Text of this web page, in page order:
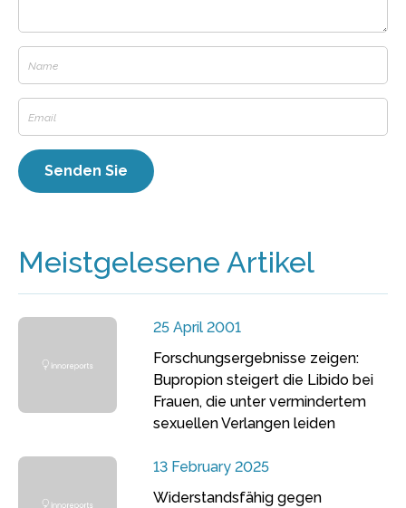
Meistgelesene Artikel
25 April 2001
Forschungsergebnisse zeigen:
Bupropion steigert die Libido bei
Frauen, die unter vermindertem
sexuellen Verlangen leiden
13 February 2025
Widerstandsfähig gegen